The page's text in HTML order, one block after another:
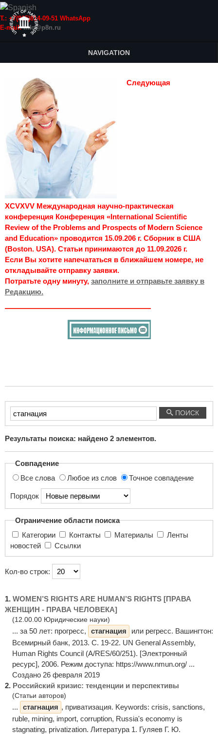
Т.: +7(915)814-09-51 WhatsApp
E-mail:info@p8n.ru
NAVIGATION
Следующая
XCVXVV Международная научно-практическая
конференция Конференция «International Scientific
Review of the Problems and Prospects of Modern Science
and Education» проводится 15.09.206 г. Сборник в США
(Boston. USA). Статьи принимаются до 11.09.2026 г.
Если Вы хотите напечататься в ближайшем номере, не
откладывайте отправку заявки.
Потратьте одну минуту, заполните и отправьте заявку в
Редакцию.
Введите
текст
поиска...
ПОИСК
Результаты поиска: найдено 2 элементов.
Совпадение
Все слова
Любое из слов Точное совпадение
Порядок
Ограничение области поиска
Категории
Контакты Материалы
новостей
Ссылки
Кол-во строк:
1. WOMEN’S RIGHTS ARE HUMAN’S RIGHTS [ПРАВА
ЖЕНЩИН - ПРАВА ЧЕЛОВЕКА]
(12.00.00 Юридические науки)
... за 50 лет: прогресс, стагнация
или регресс. Вашингтон:
Всемирный банк, 2013. С. 19-22. UN General Assembly,
Human Rights Council (A/RES/60/251). [Электронный
ресурс], 2006. Режим доступа: https://www.nmun.org/ ...
Создано 26 февраля 2019
2. Российский кризис: тенденции и перспективы
(Статьи авторов)
... стагнация , приватизация. Keywords: crisis, sanctions,
ruble, mining, import, corruption, Russia's economy is
stagnating, privatization. Литература 1. Гуляев Г. Ю.